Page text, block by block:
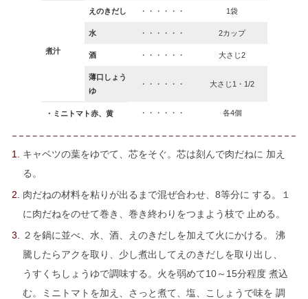
煮汁
えのきだし ・・・・・・ 1袋
水 ・・・・・・ 2カップ
酒 ・・・・・・ 大さじ2
薄口しょう
ゆ
・・・・・・ 大さじ1・1/2
・ミニトマト赤、黄 ・・・・・・ 各4個
キャベツの葉をゆでて、芯をそぐ。芯は刻んで肉だねに 加え
る。
肉だねの材料を粘りが出るまで混ぜ合わせ、8等分に する。１
に肉だねをのせて巻き、巻き終わりをつまよう枝で 止める。
２を鍋に並べ、水、酒、えのきだしを加えて火にかける。 沸
騰したらアクを取り、少し煮出してえのきだしを取り出し、
うすくちしょうゆで調味する。火を弱めて10～15分程度 煮込
む。ミニトマトを加え、さっと煮て、塩、こしょうで味を 調